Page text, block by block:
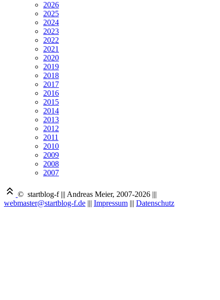
2026
2025
2024
2023
2022
2021
2020
2019
2018
2017
2016
2015
2014
2013
2012
2011
2010
2009
2008
2007
© startblog-f ||| Andreas Meier, 2007-2026 |||
webmaster@startblog-f.de ||| Impressum ||| Datenschutz